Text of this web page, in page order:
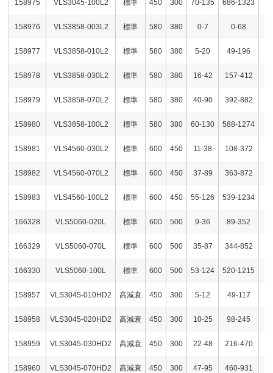
158975 VLS3045-100L2 標準 450 300 70-135 686-1323
158976 VLS3858-003L2 標準 580 380 0-7 0-68
158977 VLS3858-010L2 標準 580 380 5-20 49-196
158978 VLS3858-030L2 標準 580 380 16-42 157-412
158979 VLS3858-070L2 標準 580 380 40-90 392-882
158980 VLS3858-100L2 標準 580 380 60-130 588-1274
158981 VLS4560-030L2 標準 600 450 11-38 108-372
158982 VLS4560-070L2 標準 600 450 37-89 363-872
158983 VLS4560-100L2 標準 600 450 55-126 539-1234
166328 VLS5060-020L 標準 600 500 9-36 89-352
166329 VLS5060-070L 標準 600 500 35-87 344-852
166330 VLS5060-100L 標準 600 500 53-124 520-1215
158957 VLS3045-010HD2 高減衰 450 300 5-12 49-117
158958 VLS3045-020HD2 高減衰 450 300 10-25 98-245
158959 VLS3045-030HD2 高減衰 450 300 22-48 216-470
158960 VLS3045-070HD2 高減衰 450 300 47-95 460-931